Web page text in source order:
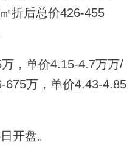
折后总价426-455
万，单价4.15-4.7万万/
675万，单价4.43-4.85
日开盘。